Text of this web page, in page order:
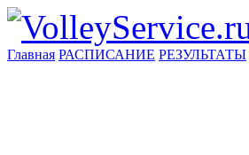
Главная РАСПИСАНИЕ РЕЗУЛЬТАТЫ